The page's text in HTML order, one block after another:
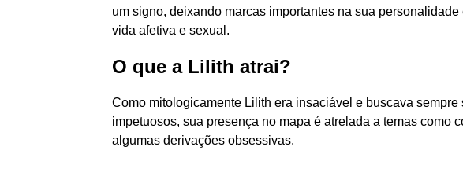
um signo, deixando marcas importantes na sua
vida afetiva e sexual.
O que a Lilith atrai?
Como mitologicamente Lilith era insaciável e buscava
impetuosos, sua presença no mapa é atrelada a temas como
algumas derivações obsessivas.